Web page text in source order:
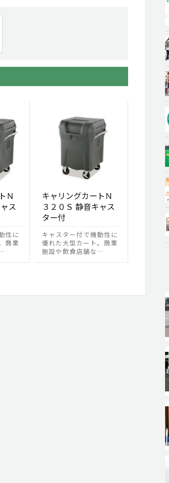
Ｎ
ス
性に
商業
キャリングカートＮ
３２０Ｓ 静音キャス
ター付
キャスター付で機動性に
優れた大型カート。商業
施設や飲食店舗な…